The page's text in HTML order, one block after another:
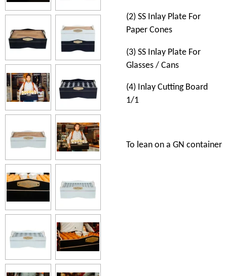
(2) SS Inlay Plate For
Paper Cones
(3) SS Inlay Plate For
Glasses / Cans
(4) Inlay Cutting Board
1/1
To lean on a GN container